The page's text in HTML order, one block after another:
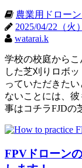
農業用ドロー
2025/04/22（火）
watarai.k
学校の校庭から
した芝刈りロボッ
っていただきた
ないことには、
事はコチラFJD
FPVドローン